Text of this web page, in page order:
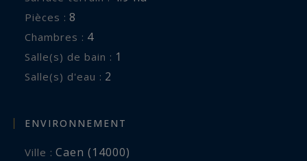
bien est exposé sont disponibles sur :
www.georisques.gouv.fr
Pièces : 8
Chambres : 4
Salle(s) de bain : 1
Salle(s) d'eau : 2
ENVIRONNEMENT
Ville : Caen (14000)